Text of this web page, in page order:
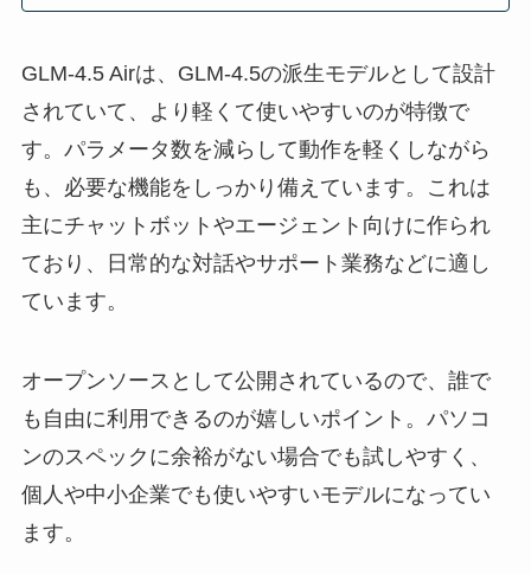
GLM‑4.5 Airは、GLM‑4.5の派生モデルとして設計
されていて、より軽くて使いやすいのが特徴で
す。パラメータ数を減らして動作を軽くしながら
も、必要な機能をしっかり備えています。これは
主にチャットボットやエージェント向けに作られ
ており、日常的な対話やサポート業務などに適し
ています。
オープンソースとして公開されているので、誰で
も自由に利用できるのが嬉しいポイント。パソコ
ンのスペックに余裕がない場合でも試しやすく、
個人や中小企業でも使いやすいモデルになってい
ます。